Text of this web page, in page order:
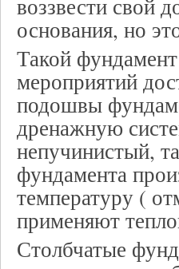
воззвести свой
основания, но
Такой
мероприятий
подошвы
дренажную
непучинистый,
фундамента
температуру (
применяют
Столбчатые